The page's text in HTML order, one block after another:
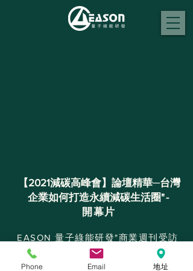
【2021減碳高峰會】論壇精華─台灣
企業如何打造永續減碳生活圈"-
開幕片
EASON 量子綠能研發"商業週刊受訪
影片為【2021減碳高峰會】首映片
報導創始人王正雄董事長,三十年來,
Phone Email 地址